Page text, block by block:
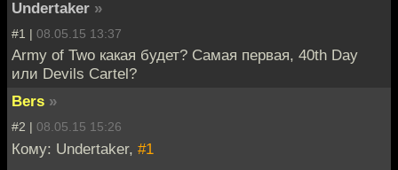
Undertaker »
#1 | 08.05.15 13:37
Army of Two какая будет? Самая первая, 40th Day
или Devils Cartel?
Bers »
#2 | 08.05.15 15:26
Кому: Undertaker, #1